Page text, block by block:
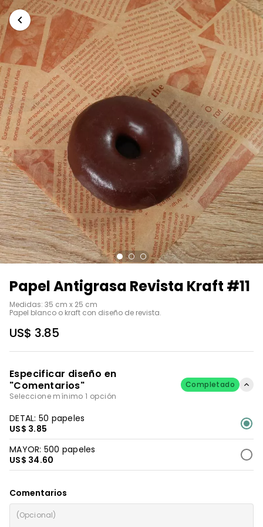
Papel Antigrasa Revista Kraft #11
Medidas: 35 cm x 25 cm
Papel blanco o kraft con diseño de revista.
US$ 3.85
Especificar diseño en
"Comentarios"
Seleccione mínimo 1 opción
Completado
DETAL: 50 papeles
US$ 3.85
MAYOR: 500 papeles
US$ 34.60
Comentarios